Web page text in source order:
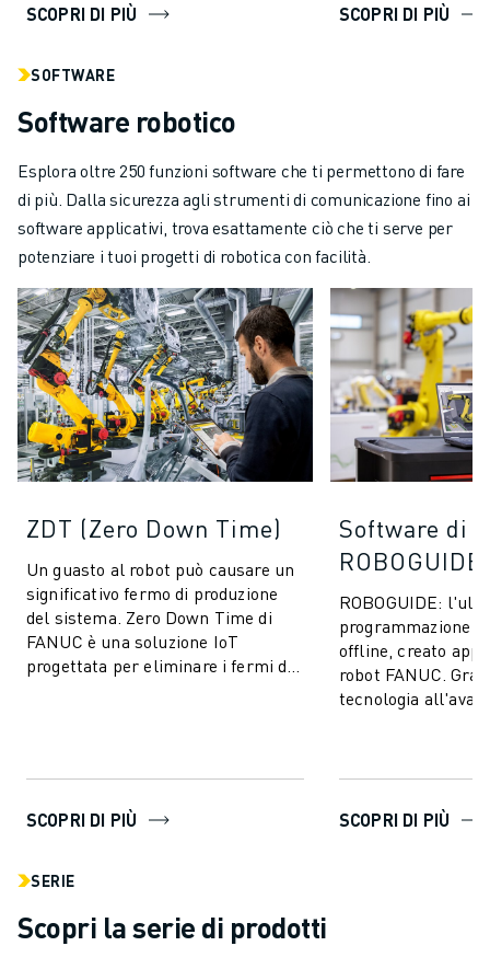
SCOPRI DI PIÙ SCOPRI DI PIÙ
SOFTWARE
Software robotico
Esplora oltre 250 funzioni software che ti permettono di fare
di più. Dalla sicurezza agli strumenti di comunicazione fino ai
software applicativi, trova esattamente ciò che ti serve per
potenziare i tuoi progetti di robotica con facilità.
ZDT (Zero Down Time)
Un guasto al robot può causare un
significativo fermo di produzione
del sistema. Zero Down Time di
FANUC è una soluzione IoT
progettata per eliminare i fermi di
SCOPRI DI PIÙ
Software di
ROBOGUIDE
ROBOGUIDE:
programmazione
offline, creato
robot FANUC.
tecnologia
SCOPRI DI PIÙ
SERIE
Scopri la serie di prodotti